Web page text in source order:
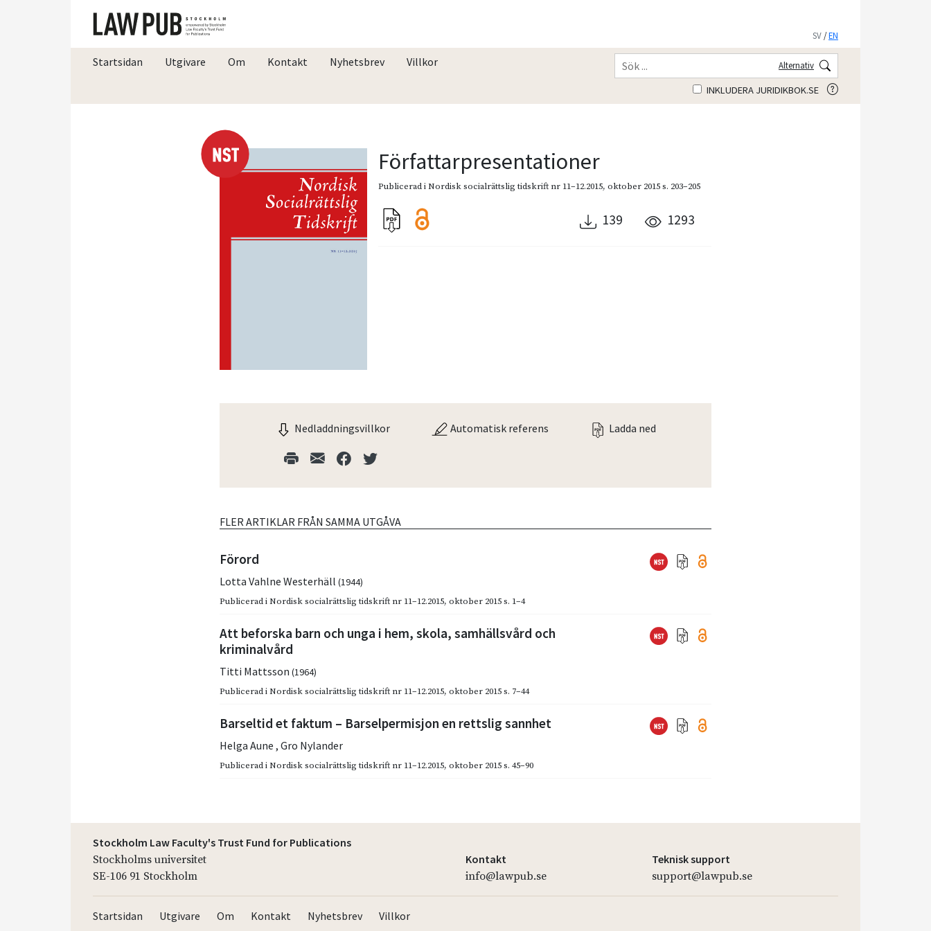
SV /EN
Startsidan Utgivare Om Kontakt Nyhetsbrev Villkor Alternativ
INKLUDERA JURIDIKBOK.SE
Författarpresentationer
Publicerad iNordisk socialrättslig tidskrift nr 11–12.2015,oktober 2015s. 203–205
139 1293
Nedladdningsvillkor Automatisk referens Ladda ned
FLER ARTIKLAR FRÅN SAMMA UTGÅVA
Förord
Lotta Vahlne Westerhäll(1944)
Publicerad iNordisk socialrättslig tidskrift nr 11–12.2015,oktober 2015 s. 1–4
Att beforska barn och unga i hem, skola, samhällsvård och
kriminalvård
Titti Mattsson(1964)
Publicerad iNordisk socialrättslig tidskrift nr 11–12.2015,oktober 2015 s. 7–44
Barseltid et faktum – Barselpermisjon en rettslig sannhet
Helga Aune,Gro Nylander
Publicerad iNordisk socialrättslig tidskrift nr 11–12.2015,oktober 2015 s. 45–90
Stockholm Law Faculty's Trust Fund for Publications
Stockholms universitet
SE-106 91 Stockholm
Kontakt
info@lawpub.se
Teknisk support
support@lawpub.se
Startsidan Utgivare Om Kontakt Nyhetsbrev Villkor